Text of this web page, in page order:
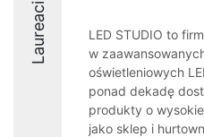
Laureaci
LED STUDIO to
w
oświetleniowych
ponad dekadę
produkty o
jako sklep i